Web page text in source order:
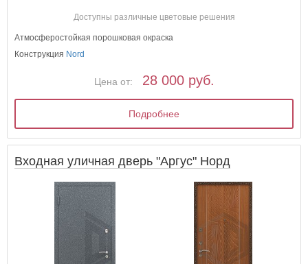
Доступны различные цветовые решения
Атмосферостойкая порошковая окраска
Конструкция Nord
Цена от: 28 000 руб.
Подробнее
Входная уличная дверь "Аргус" Норд